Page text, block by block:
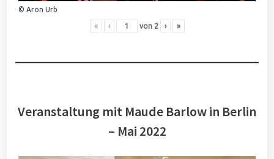
© Aron Urb
« ‹ von 2 › »
Veranstaltung mit Maude Barlow in Berlin
– Mai 2022